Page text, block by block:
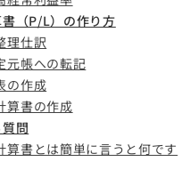
（P/L）の作り方
理仕訳
元帳への転記
の作成
算書の作成
問
算書とは簡単に言うと何です